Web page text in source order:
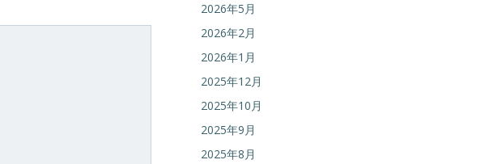
2026年5月
2026年2月
2026年1月
2025年12月
2025年10月
2025年9月
2025年8月